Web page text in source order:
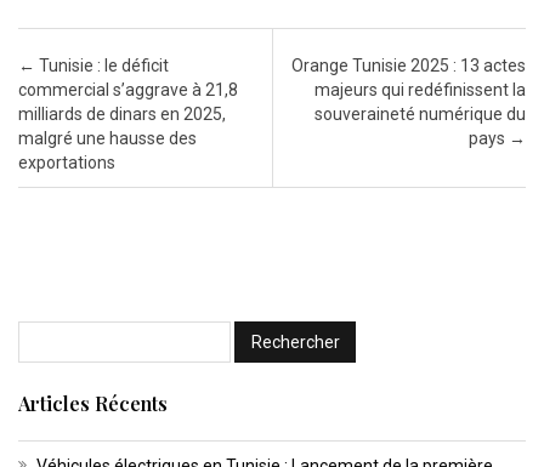
Post navigation
← Tunisie : le déficit
commercial s’aggrave à 21,8
milliards de dinars en 2025,
malgré une hausse des
exportations
Orange Tunisie 2025 : 13 actes
majeurs qui redéfinissent la
souveraineté numérique du
pays →
Articles Récents